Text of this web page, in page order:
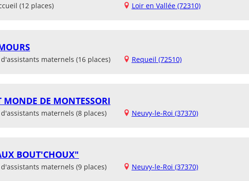
(12 places) Loir en Vallée (72310)
maternels (16 places) Requeil (72510)
MONDE DE MONTESSORI
maternels (8 places) Neuvy-le-Roi (37370)
BOUT'CHOUX"
maternels (9 places) Neuvy-le-Roi (37370)